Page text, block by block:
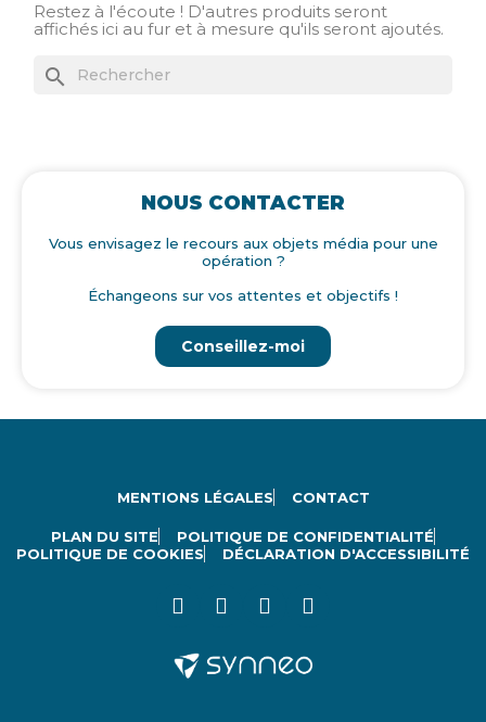
Restez à l'écoute ! D'autres produits seront
affichés ici au fur et à mesure qu'ils seront ajoutés.
search
NOUS CONTACTER
Vous envisagez le recours aux objets média pour une
opération ?
Échangeons sur vos attentes et objectifs !
Conseillez-moi
MENTIONS LÉGALES CONTACT
PLAN DU SITE
POLITIQUE DE CONFIDENTIALITÉ
POLITIQUE DE COOKIES
DÉCLARATION D'ACCESSIBILITÉ